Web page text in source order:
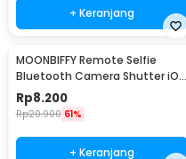
+ Keranjang
MOONBIFFY Remote Selfie
Bluetooth Camera Shutter iOS
Android - XFY-001
Rp8.200
Rp20.900 61%
+ Keranjang